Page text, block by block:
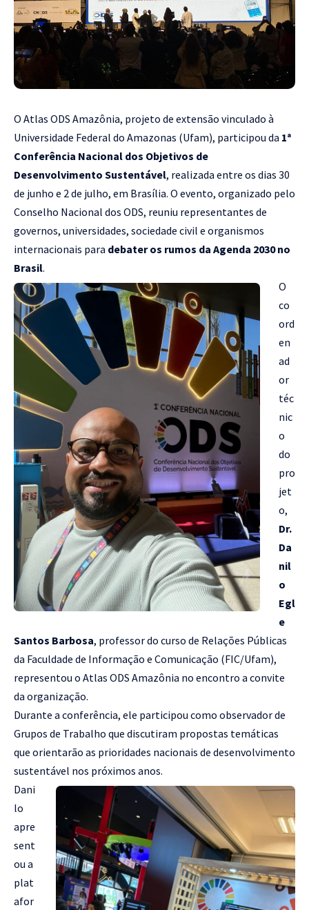
O Atlas ODS Amazônia, projeto de extensão vinculado à
Universidade Federal do Amazonas (Ufam), participou da 1ª
Conferência Nacional dos Objetivos de
Desenvolvimento Sustentável, realizada entre os dias 30
de junho e 2 de julho, em Brasília. O evento, organizado pelo
Conselho Nacional dos ODS, reuniu representantes de
governos, universidades, sociedade civil e organismos
internacionais para debater os rumos da Agenda 2030 no
Brasil.
O
co
ord
en
ad
or
téc
nic
o
do
pro
jet
o,
Dr.
Da
nil
o
Egl
e
Santos Barbosa, professor do curso de Relações Públicas
da Faculdade de Informação e Comunicação (FIC/Ufam),
representou o Atlas ODS Amazônia no encontro a convite
da organização.
Durante a conferência, ele participou como observador de
Grupos de Trabalho que discutiram propostas temáticas
que orientarão as prioridades nacionais de desenvolvimento
sustentável nos próximos anos.
Dani
lo
apre
sent
ou a
plat
afor